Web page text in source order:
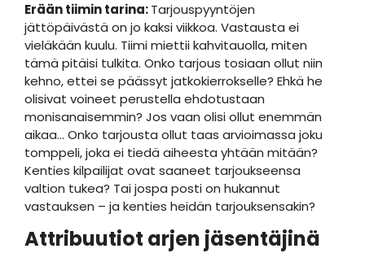
Erään tiimin tarina:Tarjouspyyntöjen
jättöpäivästä on jo kaksi viikkoa. Vastausta ei
vieläkään kuulu. Tiimi miettii kahvitauolla, miten
tämä pitäisi tulkita. Onko tarjous tosiaan ollut niin
kehno, ettei se päässyt jatkokierrokselle? Ehkä he
olisivat voineet perustella ehdotustaan
monisanaisemmin? Jos vaan olisi ollut enemmän
aikaa… Onko tarjousta ollut taas arvioimassa joku
tomppeli, joka ei tiedä aiheesta yhtään mitään?
Kenties kilpailijat ovat saaneet tarjoukseensa
valtion tukea? Tai jospa posti on hukannut
vastauksen – ja kenties heidän tarjouksensakin?
Attribuutiot arjen jäsentäjinä